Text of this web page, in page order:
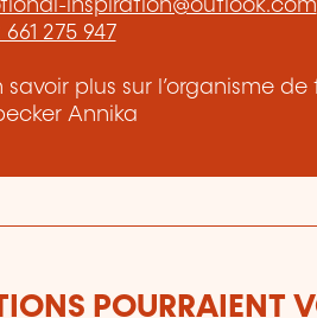
inspiration@outlook.com
661 275 947
savoir plus sur l’organisme
Annika
POURRAIENT